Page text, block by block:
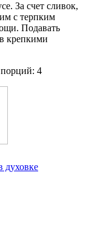
За счет сливок,
с терпким
Подавать
крепкими
4
духовке